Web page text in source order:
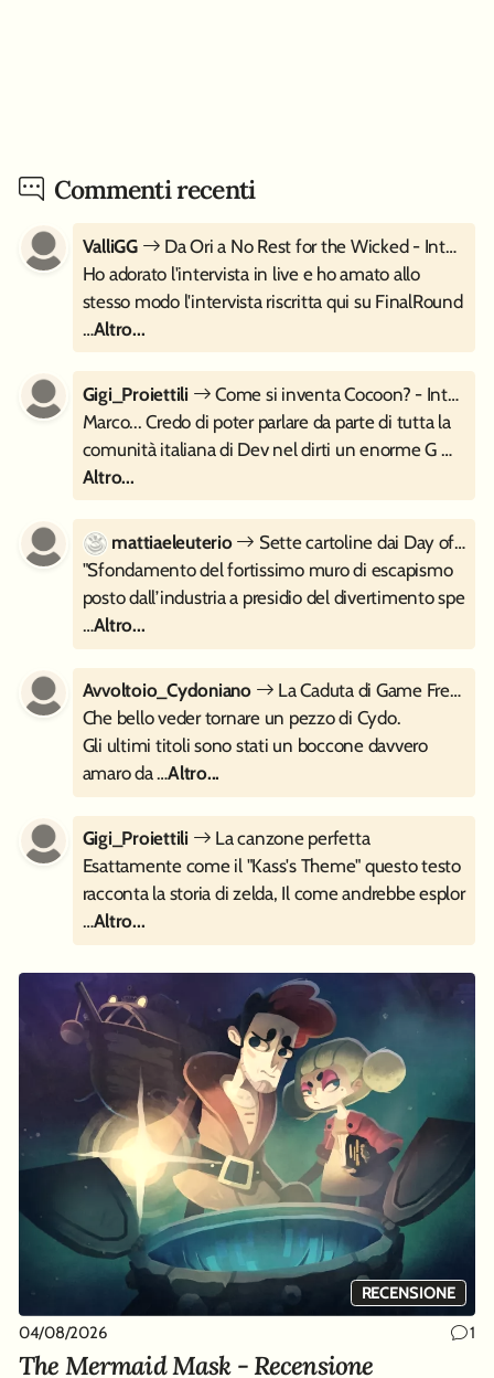
Commenti recenti
ValliGG
Da Ori a No Rest for the Wicked - Intervista a Moon Studios
Ho adorato l'intervista in live e ho amato allo
stesso modo l'intervista riscritta qui su FinalRound
…Altro...
Gigi_Proiettili
Come si inventa Cocoon? - Intervista a Geometric Interactive
Marco... Credo di poter parlare da parte di tutta la
comunità italiana di Dev nel dirti un enorme G …
Altro...
mattiaeleuterio
Sette cartoline dai Day of the Devs 2023
"Sfondamento del fortissimo muro di escapismo
posto dall’industria a presidio del divertimento spe
…Altro...
Avvoltoio_Cydoniano
La Caduta di Game Freak
Che bello veder tornare un pezzo di Cydo.
Gli ultimi titoli sono stati un boccone davvero
amaro da …Altro...
Gigi_Proiettili
La canzone perfetta
Esattamente come il "Kass's Theme" questo testo
racconta la storia di zelda, Il come andrebbe esplor
…Altro...
RECENSIONE
04/08/2026 1
The Mermaid Mask - Recensione